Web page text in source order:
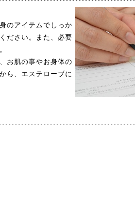
のアイテムでしっか
ださい。また、必要
お肌の事やお身体の
ら、エステローブに